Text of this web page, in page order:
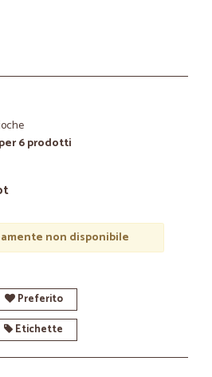
6 prodotti
non disponibile
Preferito
Etichette